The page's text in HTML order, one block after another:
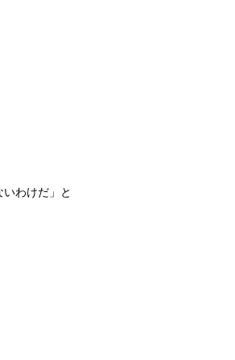
わけだ」と